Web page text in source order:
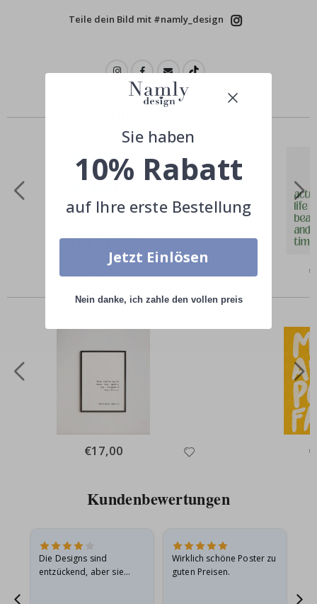
Teile dein Bild mit #namly_design
Special
Price
€9,00
Andere kauften auch
Special
Price
€17,00
Kundenbewertungen
Die Designs sind
entzückend, aber sie
Wirklich schöne Poster zu
guten Preisen.
Sie haben
10% Rabatt
auf Ihre erste Bestellung
Jetzt Einlösen
Nein danke, ich zahle den vollen preis